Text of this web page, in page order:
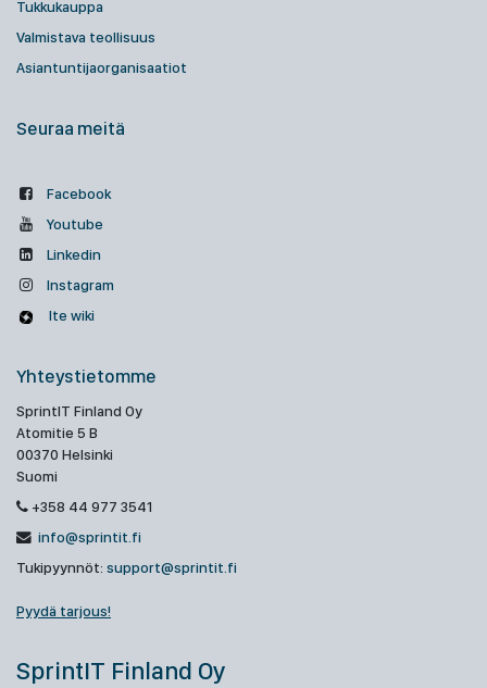
Tukkukauppa
Valmistava teollisuus
Asiantuntijaorganisaatiot
Seuraa meitä
Facebook
Youtube
Linkedin
Instagram
Ite wiki
Yhteystietomme
SprintIT Finland Oy
Atomitie 5 B
00370 Helsinki
Suomi
+358 44 977 3541
info@sprintit.fi
Tukipyynnöt: support@sprintit.fi
Pyydä tarjous!
SprintIT Finland Oy